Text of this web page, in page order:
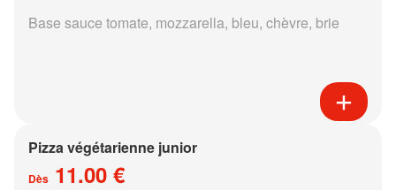
Base sauce tomate, mozzarella, bleu, chèvre, brie
Pizza végétarienne junior
Dès 11.00 €